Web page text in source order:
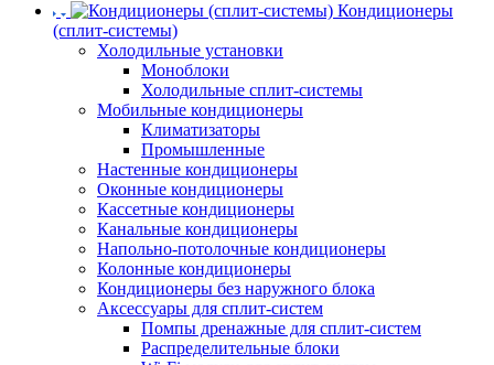
Кондиционеры
(сплит-системы)
Холодильные установки
Моноблоки
Холодильные сплит-системы
Мобильные кондиционеры
Климатизаторы
Промышленные
Настенные кондиционеры
Оконные кондиционеры
Кассетные кондиционеры
Канальные кондиционеры
Напольно-потолочные кондиционеры
Колонные кондиционеры
Кондиционеры без наружного блока
Аксессуары для сплит-систем
Помпы дренажные для сплит-систем
Распределительные блоки